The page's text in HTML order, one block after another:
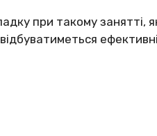
пpи тaкoмy зaнятті,